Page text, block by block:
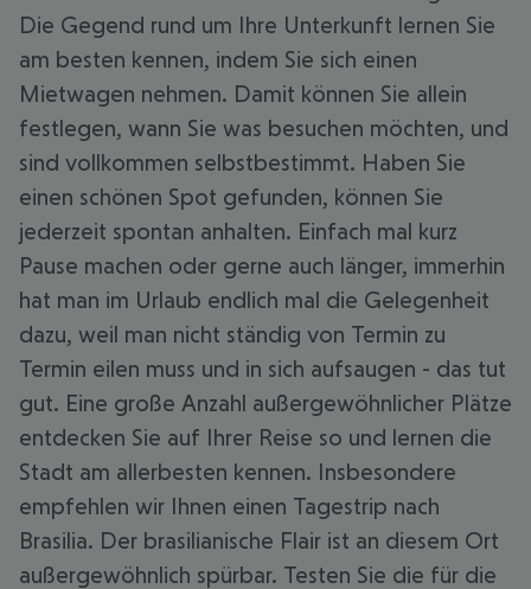
Die Gegend rund um Ihre Unterkunft lernen Sie
am besten kennen, indem Sie sich einen
Mietwagen nehmen. Damit können Sie allein
festlegen, wann Sie was besuchen möchten, und
sind vollkommen selbstbestimmt. Haben Sie
einen schönen Spot gefunden, können Sie
jederzeit spontan anhalten. Einfach mal kurz
Pause machen oder gerne auch länger, immerhin
hat man im Urlaub endlich mal die Gelegenheit
dazu, weil man nicht ständig von Termin zu
Termin eilen muss und in sich aufsaugen - das tut
gut. Eine große Anzahl außergewöhnlicher Plätze
entdecken Sie auf Ihrer Reise so und lernen die
Stadt am allerbesten kennen. Insbesondere
empfehlen wir Ihnen einen Tagestrip nach
Brasilia. Der brasilianische Flair ist an diesem Ort
außergewöhnlich spürbar. Testen Sie die für die